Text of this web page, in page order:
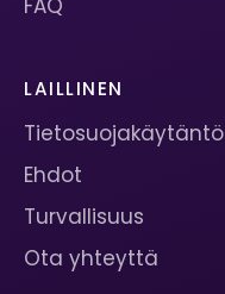
FAQ
LAILLINEN
Tietosuojakäytäntö
Ehdot
Turvallisuus
Ota yhteyttä